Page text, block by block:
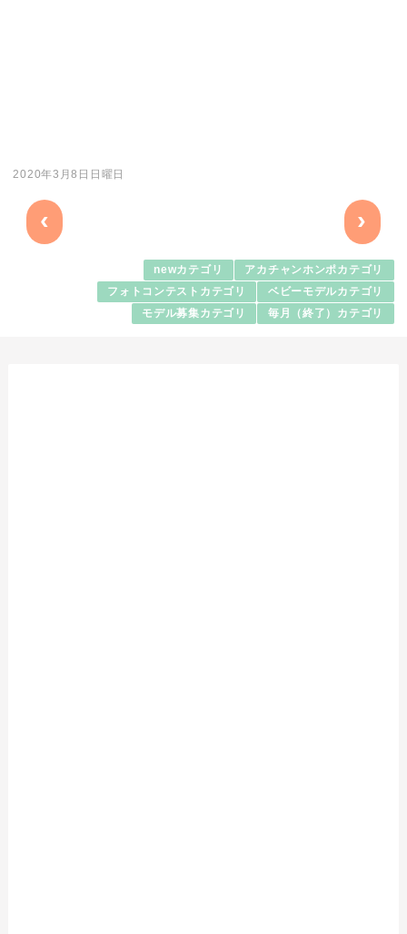
2020年3月8日日曜日
‹ ›
newカテゴリ アカチャンホンポカテゴリ
フォトコンテストカテゴリ ベビーモデルカテゴリ
モデル募集カテゴリ 毎月（終了）カテゴリ